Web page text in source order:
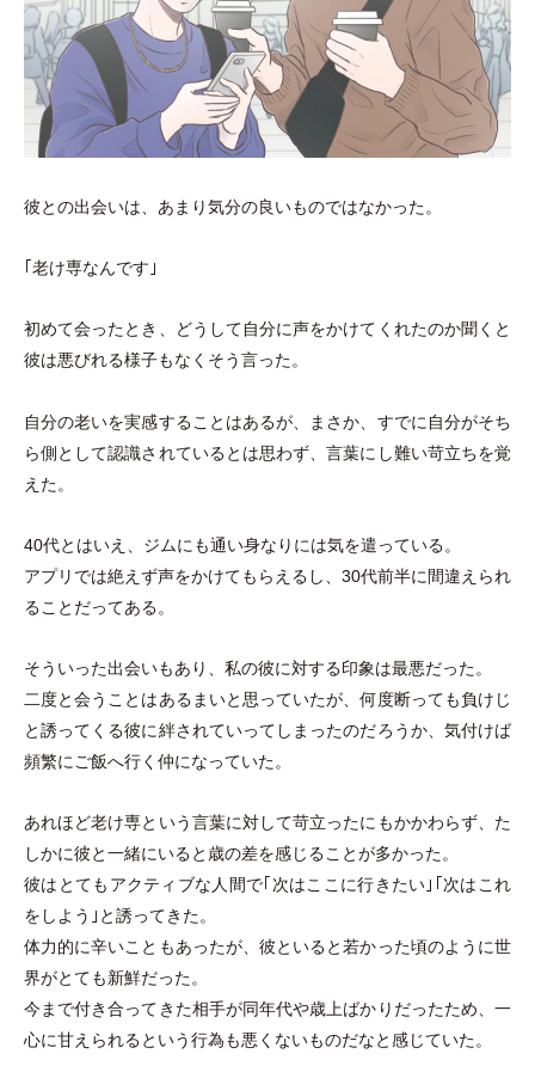
彼との出会いは、あまり気分の良いものではなかった。
｢老け専なんです｣
初めて会ったとき、どうして自分に声をかけてくれたのか聞くと
彼は悪びれる様子もなくそう言った。
自分の老いを実感することはあるが、まさか、すでに自分がそち
ら側として認識されているとは思わず、言葉にし難い苛立ちを覚
えた。
40代とはいえ、ジムにも通い身なりには気を遣っている。
アプリでは絶えず声をかけてもらえるし、30代前半に間違えられ
ることだってある。
そういった出会いもあり、私の彼に対する印象は最悪だった。
二度と会うことはあるまいと思っていたが、何度断っても負けじ
と誘ってくる彼に絆されていってしまったのだろうか、気付けば
頻繁にご飯へ行く仲になっていた。
あれほど老け専という言葉に対して苛立ったにもかかわらず、た
しかに彼と一緒にいると歳の差を感じることが多かった。
彼はとてもアクティブな人間で｢次はここに行きたい｣｢次はこれ
をしよう｣と誘ってきた。
体力的に辛いこともあったが、彼といると若かった頃のように世
界がとても新鮮だった。
今まで付き合ってきた相手が同年代や歳上ばかりだったため、一
心に甘えられるという行為も悪くないものだなと感じていた。